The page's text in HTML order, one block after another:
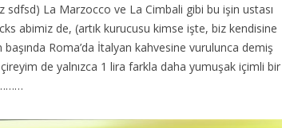
sdfsd) La Marzocco ve La Cimbali gibi bu işin ustası
abimiz de, (artık kurucusu kimse işte, biz kendisine
başında Roma’da İtalyan kahvesine vurulunca demiş
de yalnızca 1 lira farkla daha yumuşak içimli bir